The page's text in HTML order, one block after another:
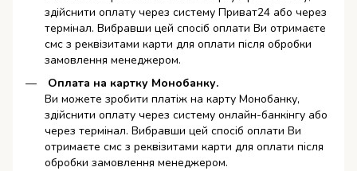
здійснити оплату через систему Приват24 або через
термінал. Вибравши цей спосіб оплати Ви отримаєте
смс з реквізитами карти для оплати після обробки
замовлення менеджером.
Оплата на картку Монобанку.
Ви можете зробити платіж на карту Монобанку,
здійснити оплату через систему онлайн-банкінгу або
через термінал. Вибравши цей спосіб оплати Ви
отримаєте смс з реквізитами карти для оплати після
обробки замовлення менеджером.